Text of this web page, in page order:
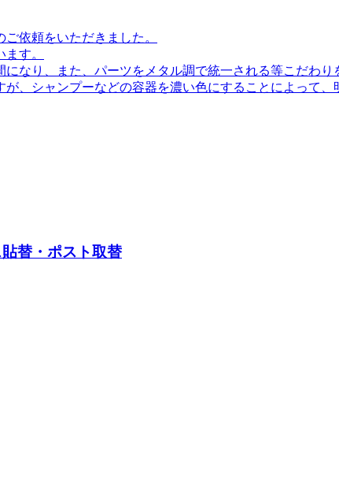
依頼をいただきました。
す。
なり、また、パーツをメタル調で統一される等こだわり
、シャンプーなどの容器を濃い色にすることによって
替・ポスト取替